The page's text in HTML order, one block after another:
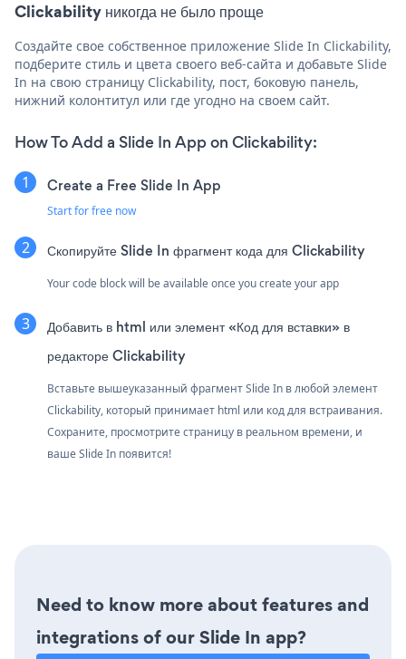
Clickability никогда не было проще
Создайте свое собственное приложение Slide In Clickability,
подберите стиль и цвета своего веб-сайта и добавьте Slide
In на свою страницу Clickability, пост, боковую панель,
нижний колонтитул или где угодно на своем сайт.
How To Add a Slide In App on Clickability:
Create a Free Slide In App
Start for free now
Скопируйте Slide In фрагмент кода для Clickability
Your code block will be available once you create your app
Добавить в html или элемент «Код для вставки» в
редакторе Clickability
Вставьте вышеуказанный фрагмент Slide In в любой элемент
Clickability, который принимает html или код для встраивания.
Сохраните, просмотрите страницу в реальном времени, и
ваше Slide In появится!
Need to know more about features and
integrations of our Slide In app?